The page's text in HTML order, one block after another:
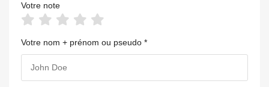
Votre note
Votre nom + prénom ou pseudo *